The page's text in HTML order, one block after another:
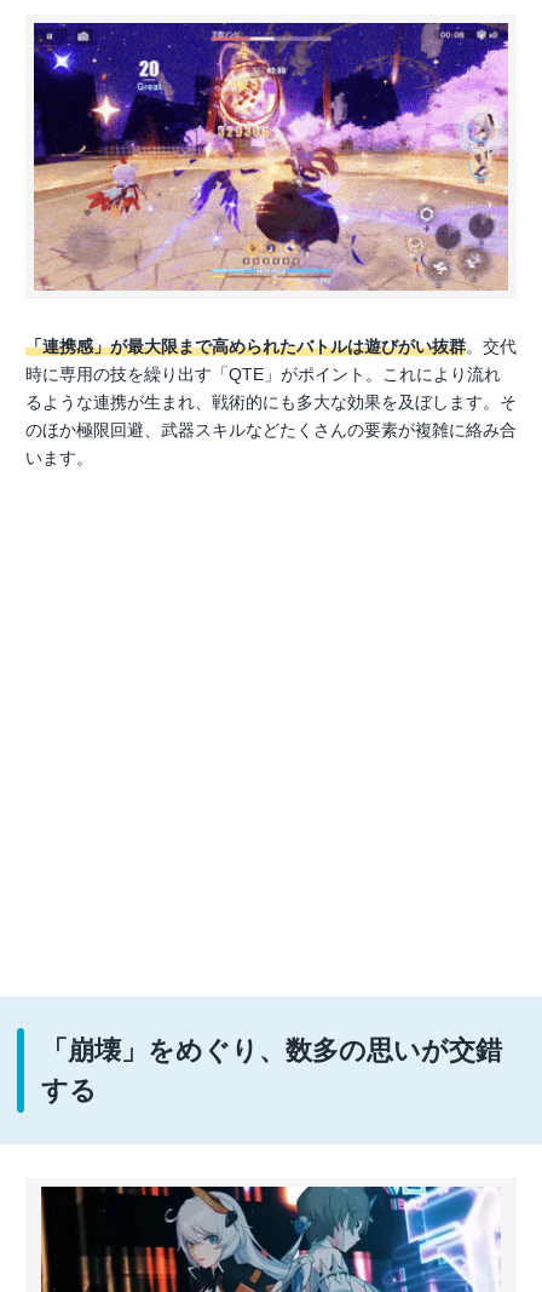
「連携感」が最大限まで高められたバトルは遊びがい抜群。交代
時に専用の技を繰り出す「QTE」がポイント。これにより流れ
るような連携が生まれ、戦術的にも多大な効果を及ぼします。そ
のほか極限回避、武器スキルなどたくさんの要素が複雑に絡み合
います。
「崩壊」をめぐり、数多の思いが交錯
する